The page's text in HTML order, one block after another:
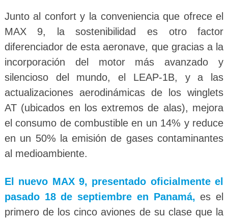
Junto al confort y la conveniencia que ofrece el
MAX 9, la sostenibilidad es otro factor
diferenciador de esta aeronave, que gracias a la
incorporación del motor más avanzado y
silencioso del mundo, el LEAP-1B, y a las
actualizaciones aerodinámicas de los winglets
AT (ubicados en los extremos de alas), mejora
el consumo de combustible en un 14% y reduce
en un 50% la emisión de gases contaminantes
al medioambiente.
El nuevo MAX 9, presentado oficialmente el
pasado 18 de septiembre en Panamá, es el
primero de los cinco aviones de su clase que la